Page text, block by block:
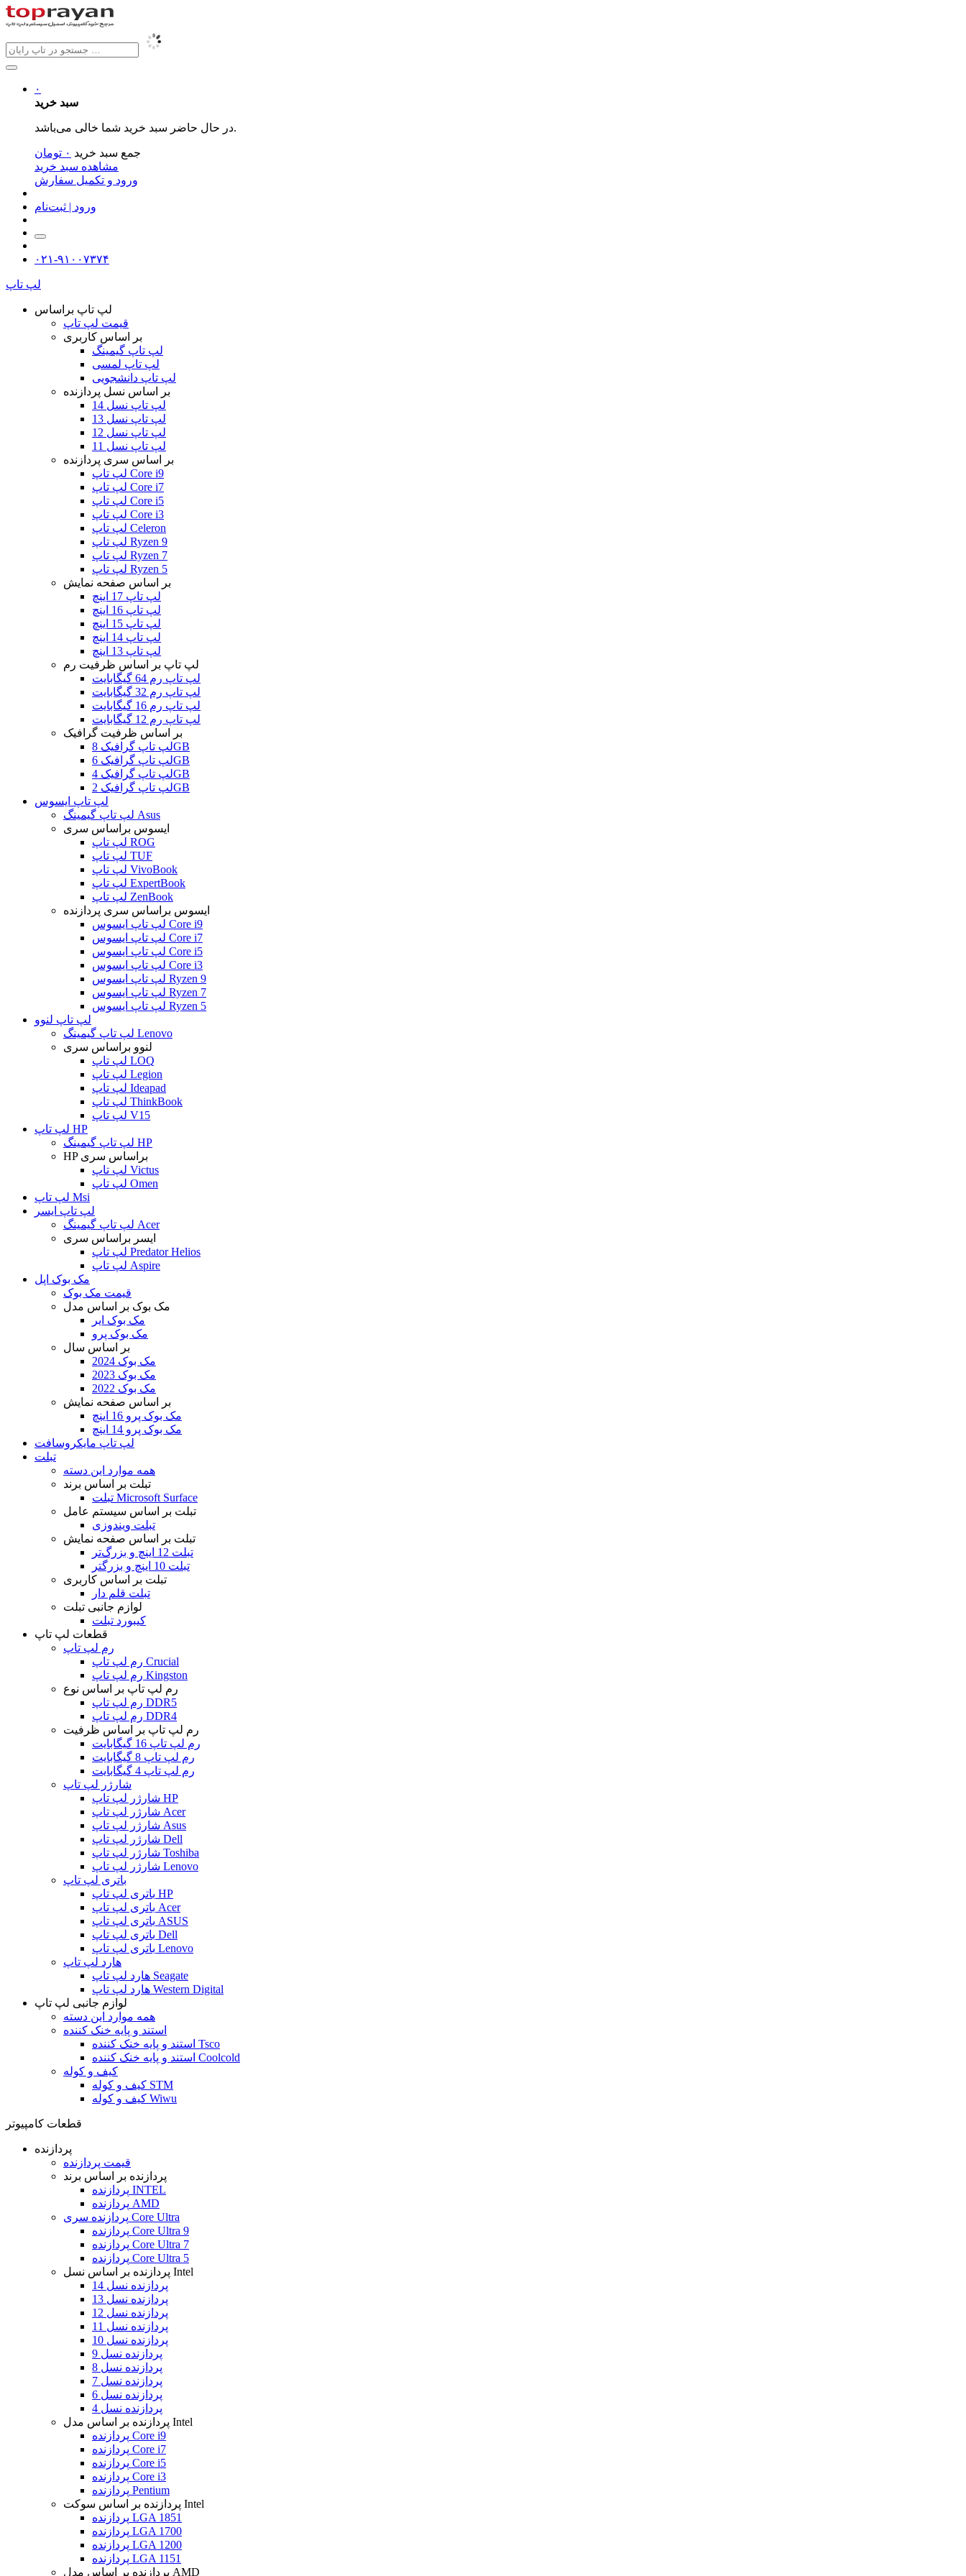
۰
سبد خرید
در حال حاضر سبد خرید شما خالی می‌باشد.
جمع سبد خرید ۰ تومان
مشاهده سبد خرید
ورود و تکمیل سفارش
ورود | ثبت‌نام
۰۲۱-۹۱۰۰۷۳۷۴
لپ تاپ
لپ تاپ براساس
قیمت لپ تاپ
بر اساس کاربری
لپ تاپ گیمینگ
لپ تاپ لمسی
لپ تاپ دانشجویی
بر اساس نسل پردازنده
لپ تاپ نسل 14
لپ تاپ نسل 13
لپ تاپ نسل 12
لپ تاپ نسل 11
بر اساس سری پردازنده
لپ تاپ Core i9
لپ تاپ Core i7
لپ تاپ Core i5
لپ تاپ Core i3
لپ تاپ Celeron
لپ تاپ Ryzen 9
لپ تاپ Ryzen 7
لپ تاپ Ryzen 5
بر اساس صفحه نمایش
لپ تاپ 17 اینچ
لپ تاپ 16 اینچ
لپ تاپ 15 اینچ
لپ تاپ 14 اینچ
لپ تاپ 13 اینچ
لپ تاپ بر اساس ظرفیت رم
لپ تاپ رم 64 گیگابایت
لپ تاپ رم 32 گیگابایت
لپ تاپ رم 16 گیگابایت
لپ تاپ رم 12 گیگابایت
بر اساس ظرفیت گرافیک
لپ تاپ گرافیک 8GB
لپ تاپ گرافیک 6GB
لپ تاپ گرافیک 4GB
لپ تاپ گرافیک 2GB
لپ تاپ ایسوس
لپ تاپ گیمینگ Asus
ایسوس براساس سری
لپ تاپ ROG
لپ تاپ TUF
لپ تاپ VivoBook
لپ تاپ ExpertBook
لپ تاپ ZenBook
ایسوس براساس سری پردازنده
لپ تاپ ایسوس Core i9
لپ تاپ ایسوس Core i7
لپ تاپ ایسوس Core i5
لپ تاپ ایسوس Core i3
لپ تاپ ایسوس Ryzen 9
لپ تاپ ایسوس Ryzen 7
لپ تاپ ایسوس Ryzen 5
لپ تاپ لنوو
لپ تاپ گیمینگ Lenovo
لنوو براساس سری
لپ تاپ LOQ
لپ تاپ Legion
لپ تاپ Ideapad
لپ تاپ ThinkBook
لپ تاپ V15
لپ تاپ HP
لپ تاپ گیمینگ HP
HP براساس سری
لپ تاپ Victus
لپ تاپ Omen
لپ تاپ Msi
لپ تاپ ایسر
لپ تاپ گیمینگ Acer
ایسر براساس سری
لپ تاپ Predator Helios
لپ تاپ Aspire
مک بوک اپل
قیمت مک بوک
مک بوک بر اساس مدل
مک بوک ایر
مک بوک پرو
بر اساس سال
مک بوک 2024
مک بوک 2023
مک بوک 2022
بر اساس صفحه نمایش
مک بوک پرو 16 اینچ
مک بوک پرو 14 اینچ
لپ تاپ مایکروسافت
تبلت
همه موارد این دسته
تبلت بر اساس برند
تبلت Microsoft Surface
تبلت بر اساس سیستم عامل
تبلت ویندوزی
تبلت بر اساس صفحه نمایش
تبلت 12 اینچ و بزرگ‌تر
تبلت 10 اینچ و بزرگتر
تبلت بر اساس کاربری
تبلت قلم دار
لوازم جانبی تبلت
کیبورد تبلت
قطعات لپ تاپ
رم لپ تاپ
رم لپ تاپ Crucial
رم لپ تاپ Kingston
رم لپ تاپ بر اساس نوع
رم لپ تاپ DDR5
رم لپ تاپ DDR4
رم لپ تاپ بر اساس ظرفیت
رم لپ تاپ 16 گیگابایت
رم لپ تاپ 8 گیگابایت
رم لپ تاپ 4 گیگابایت
شارژر لپ تاپ
شارژر لپ تاپ HP
شارژر لپ تاپ Acer
شارژر لپ تاپ Asus
شارژر لپ تاپ Dell
شارژر لپ تاپ Toshiba
شارژر لپ تاپ Lenovo
باتری لپ تاپ
باتری لپ تاپ HP
باتری لپ تاپ Acer
باتری لپ تاپ ASUS
باتری لپ تاپ Dell
باتری لپ تاپ Lenovo
هارد لپ تاپ
هارد لپ تاپ Seagate
هارد لپ تاپ Western Digital
لوازم جانبی لپ تاپ
همه موارد این دسته
استند و پایه خنک کننده
استند و پایه خنک کننده Tsco
استند و پایه خنک کننده Coolcold
کیف و کوله
کیف و کوله STM
کیف و کوله Wiwu
قطعات کامپیوتر
پردازنده
قیمت پردازنده
پردازنده بر اساس برند
پردازنده INTEL
پردازنده AMD
پردازنده سری Core Ultra
پردازنده Core Ultra 9
پردازنده Core Ultra 7
پردازنده Core Ultra 5
پردازنده بر اساس نسل Intel
پردازنده نسل 14
پردازنده نسل 13
پردازنده نسل 12
پردازنده نسل 11
پردازنده نسل 10
پردازنده نسل 9
پردازنده نسل 8
پردازنده نسل 7
پردازنده نسل 6
پردازنده نسل 4
پردازنده بر اساس مدل Intel
پردازنده Core i9
پردازنده Core i7
پردازنده Core i5
پردازنده Core i3
پردازنده Pentium
پردازنده بر اساس سوکت Intel
پردازنده LGA 1851
پردازنده LGA 1700
پردازنده LGA 1200
پردازنده LGA 1151
پردازنده بر اساس مدل AMD